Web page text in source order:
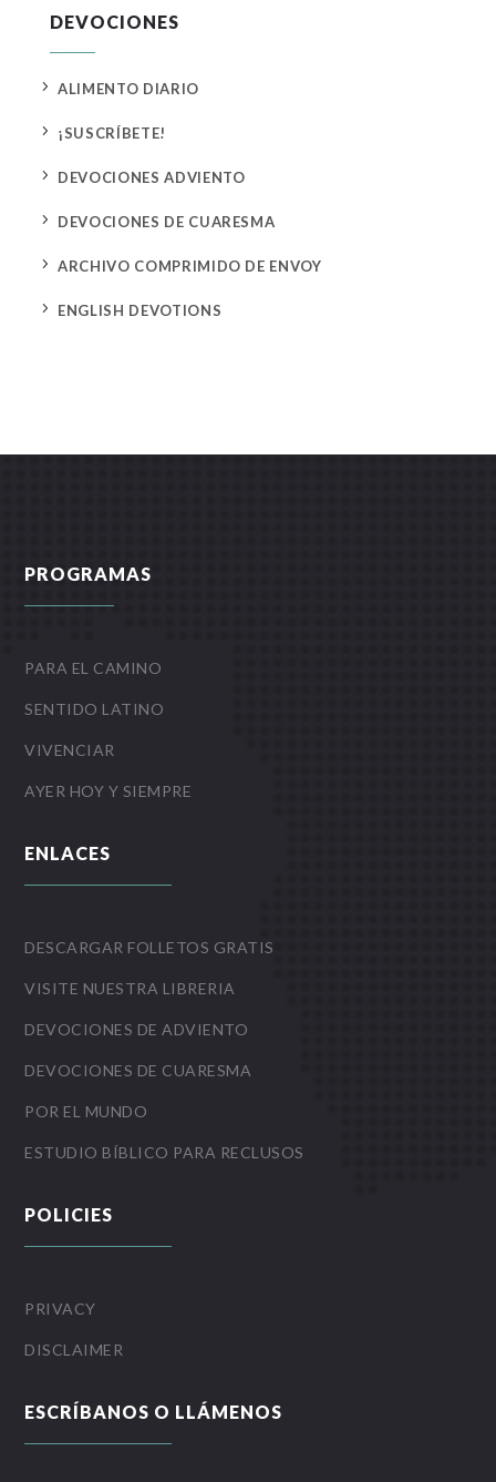
DEVOCIONES
5 ALIMENTO DIARIO
5 ¡SUSCRÍBETE!
5 DEVOCIONES ADVIENTO
5 DEVOCIONES DE CUARESMA
5 ARCHIVO COMPRIMIDO DE ENVOY
5 ENGLISH DEVOTIONS
PROGRAMAS
PARA EL CAMINO
SENTIDO LATINO
VIVENCIAR
AYER HOY Y SIEMPRE
ENLACES
DESCARGAR FOLLETOS GRATIS
VISITE NUESTRA LIBRERIA
DEVOCIONES DE ADVIENTO
DEVOCIONES DE CUARESMA
POR EL MUNDO
ESTUDIO BÍBLICO PARA RECLUSOS
POLICIES
PRIVACY
DISCLAIMER
ESCRÍBANOS O LLÁMENOS